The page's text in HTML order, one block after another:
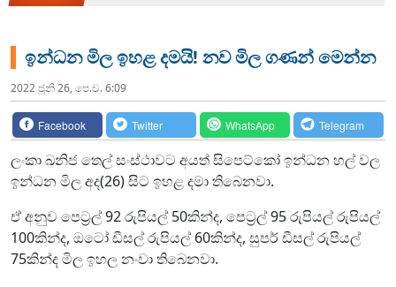
ඉන්ධන මිල ඉහළ දමයි! නව මිල ගණන් මෙන්න
2022 ජූනි 26, පෙ.ව. 6:09
Facebook Twitter WhatsApp Telegram
ලංකා ඛනිජ තෙල් සංස්ථාවට අයත් සිපෙට්කෝ ඉන්ධන හල් වල
ඉන්ධන මිල අද(26) සිට ඉහළ දමා තිබෙනවා.
ඒ අනුව පෙට්‍රල් 92 රුපියල් 50කින්ද, පෙට්‍රල් 95 රුපියල් රුපියල්
100කින්ද, ඔටෝ ඩීසල් රුපියල් 60කින්ද, සුපර් ඩීසල් රුපියල්
75කින්ද මිල ඉහල නංවා තිබෙනවා.